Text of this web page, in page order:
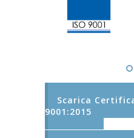
Scarica
9001:2015